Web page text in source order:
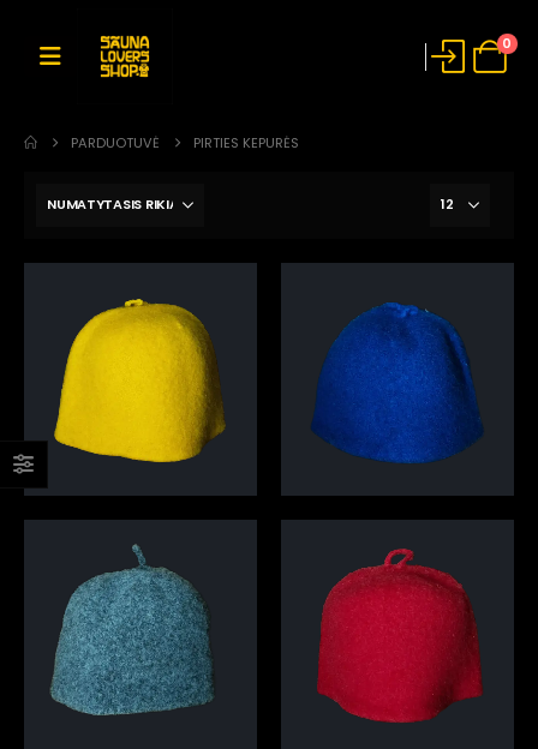
0
PARDUOTUVĖ PIRTIES KEPURĖS
Geltona pirties kepurė Mėlyna pirties kepurė
12,00€
Pilka pirties kepurė
12,00€
Raudona pirties kepurė